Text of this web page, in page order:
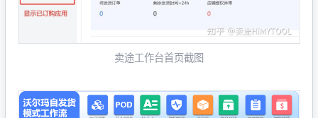
卖途工作台首页截图